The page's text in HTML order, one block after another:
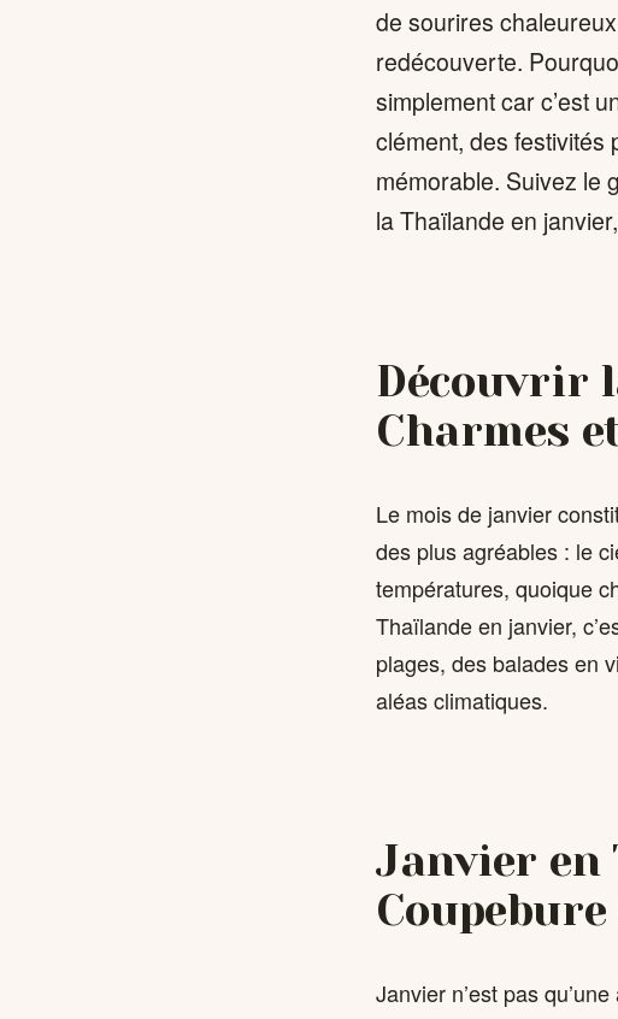
de sourires
redécouverte.
simplement car c’est
clément, des festivités
mémorable. Suivez le
la Thaïlande en
Découvrir
Charmes
Le mois de janvier
des plus agréables : le
températures, quoique
Thaïlande en janvier,
plages, des balades en
aléas climatiques.
Janvier en
Janvier n’est pas